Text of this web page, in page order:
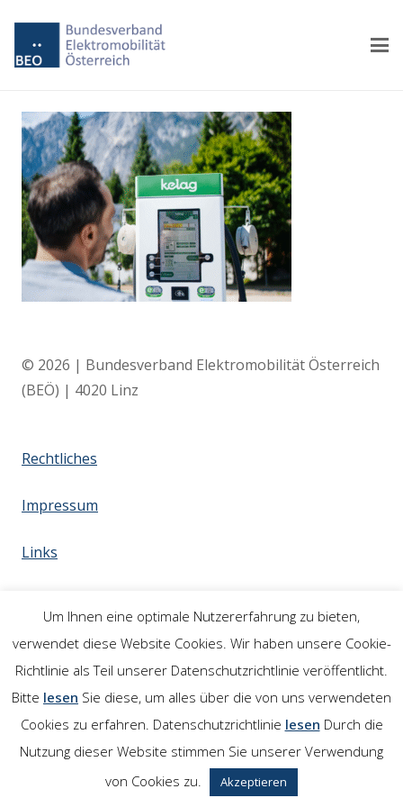
© 2026 | Bundesverband Elektromobilität Österreich
(BEÖ) | 4020 Linz
Rechtliches
Impressum
Links
Um Ihnen eine optimale Nutzererfahrung zu bieten,
verwendet diese Website Cookies. Wir haben unsere Cookie-
Richtlinie als Teil unserer Datenschutzrichtlinie veröffentlicht.
Bitte lesen Sie diese, um alles über die von uns verwendeten
Cookies zu erfahren. Datenschutzrichtlinie lesen Durch die
Nutzung dieser Website stimmen Sie unserer Verwendung
von Cookies zu.
Akzeptieren